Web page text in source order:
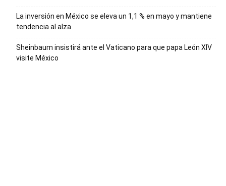
La inversión en México se eleva un 1,1 % en mayo y mantiene
tendencia al alza
Sheinbaum insistirá ante el Vaticano para que papa León XIV
visite México